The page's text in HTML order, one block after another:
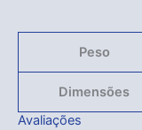
Peso
Dimensões
Avaliações